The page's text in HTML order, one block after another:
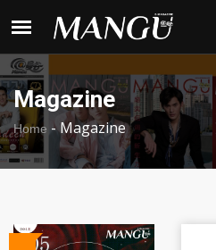
Magazine
Home - Magazine